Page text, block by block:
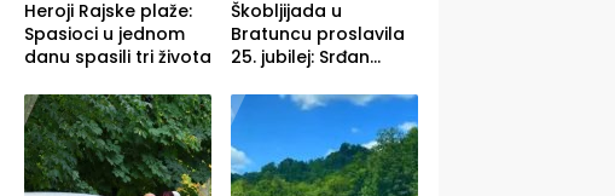
Heroji Rajske plaže:
Spasioci u jednom
danu spasili tri života
Škobljijada u
Bratuncu proslavila
25. jubilej: Srđan
ulovom od 2.040
grama (FOTO)